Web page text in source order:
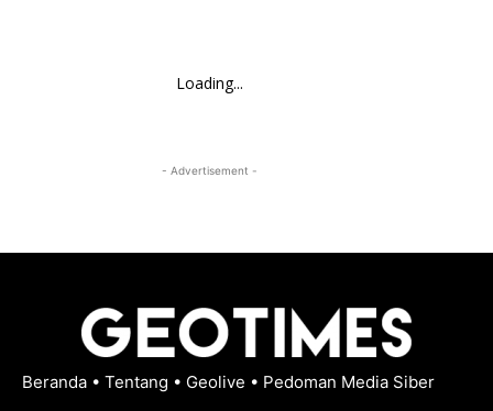
Loading...
- Advertisement -
Beranda • Tentang • Geolive • Pedoman Media Siber